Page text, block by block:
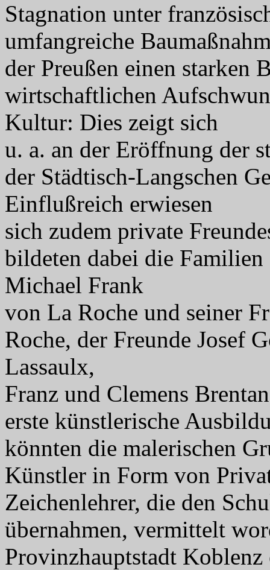
Stagnation unter
umfangreiche
der Preußen einen starken
wirtschaftlichen
Kultur: Dies zeigt sich
u. a. an der Eröffnung der
der Städtisch-Langschen
Einflußreich erwiesen
sich zudem private
bildeten dabei die Familien
Michael Frank
von La Roche und seiner
Roche, der Freunde Josef
Lassaulx,
Franz und Clemens
erste künstlerische
könnten die malerischen
Künstler in Form von
Zeichenlehrer, die den
übernahmen, vermittelt
Provinzhauptstadt